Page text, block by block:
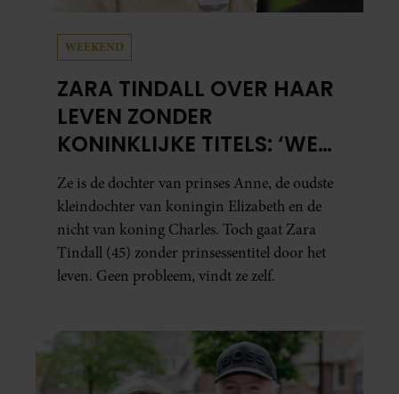
WEEKEND
ZARA TINDALL OVER HAAR
LEVEN ZONDER
KONINKLIJKE TITELS: ‘WE
HEBBEN ENORM VEEL
GELUK GEHAD’
Ze is de dochter van prinses Anne, de oudste
kleindochter van koningin Elizabeth en de
nicht van koning Charles. Toch gaat Zara
Tindall (45) zonder prinsessentitel door het
leven. Geen probleem, vindt ze zelf.